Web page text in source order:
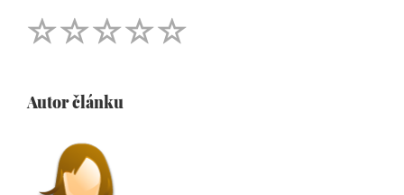
Autor článku